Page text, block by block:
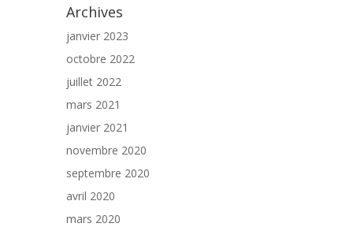
Archives
janvier 2023
octobre 2022
juillet 2022
mars 2021
janvier 2021
novembre 2020
septembre 2020
avril 2020
mars 2020